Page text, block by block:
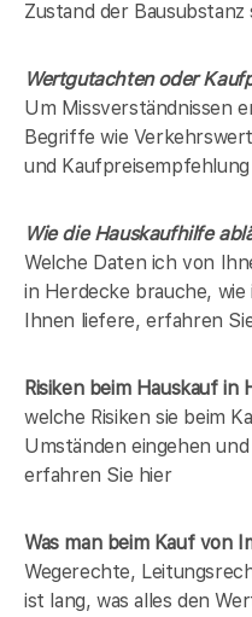
Zustand der
Wertgutachten oder
Um Missverständnissen
Begriffe wie
und
Wie die Hauskaufhilfe
Welche Daten ich von
in Herdecke brauche,
Ihnen liefere, erfahren
Risiken beim Hauskaufin
welche Risiken sie beim
Umständen eingehen
erfahren Sie hier
Was man beim Kauf von
Wegerechte,
ist lang, was alles den